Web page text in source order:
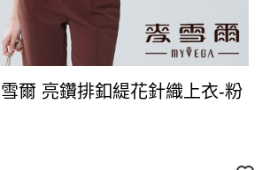
爾 亮鑽排釦緹花針織上衣-粉